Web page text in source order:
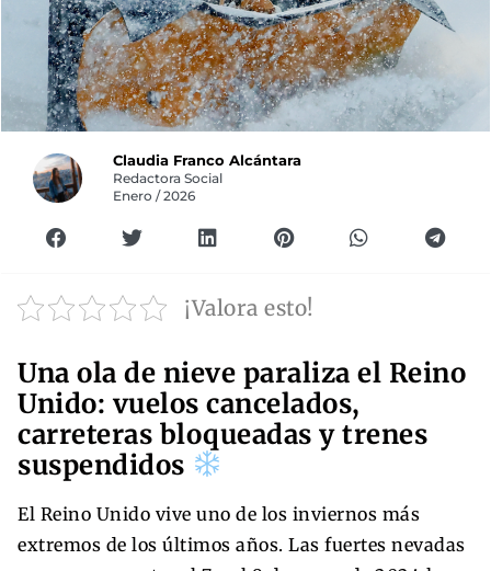
Claudia Franco Alcántara
Redactora Social
Enero / 2026
¡Valora esto!
Una ola de nieve paraliza el Reino
Unido: vuelos cancelados,
carreteras bloqueadas y trenes
suspendidos
El Reino Unido vive uno de los inviernos más
extremos de los últimos años. Las fuertes nevadas